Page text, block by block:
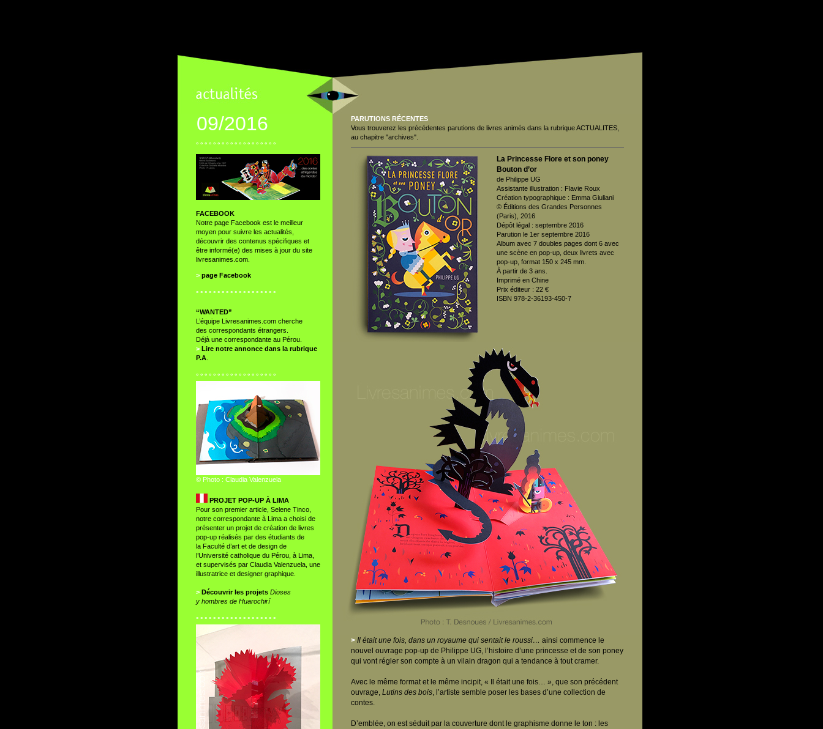
09/2016
° ° ° ° ° ° ° ° ° ° ° ° ° ° ° ° ° ° °
FACEBOOK
Notre page Facebook est le meilleur
moyen pour suivre les actualités,
découvrir des contenus spécifiques et
être informé(e) des mises à jour du site
livresanimes.com.
> page Facebook
° ° ° ° ° ° ° ° ° ° ° ° ° ° ° ° ° ° °
“WANTED”
L’équipe Livresanimes.com cherche
des correspondants étrangers.
Déjà une correspondante au Pérou.
> Lire notre annonce dans la rubrique
P.A
° ° ° ° ° ° ° ° ° ° ° ° ° ° ° ° ° ° °
© Photo : Claudia Valenzuela
PROJET POP-UP À LIMA
Pour son premier article, Selene Tinco,
notre correspondante à Lima a choisi de
présenter un projet de création de livres
pop-up réalisés par des étudiants de
la Faculté d’art et de design de
l’Université catholique du Pérou, à Lima,
et supervisés par Claudia Valenzuela, une
illustratrice et designer graphique.
> Découvrir les projets Dioses
y hombres de Huarochirí
° ° ° ° ° ° ° ° ° ° ° ° ° ° ° ° ° ° °
PARUTIONS RÉCENTES
Vous trouverez les précédentes parutions de livres animés dans la rubrique ACTUALITES,
au chapitre "archives".
La Princesse Flore et son poney
Bouton d’or
de Philippe UG
Assistante illustration : Flavie Roux
Création typographique : Emma Giuliani
© Éditions des Grandes Personnes
(Paris), 2016
Dépôt légal : septembre 2016
Parution le 1er septembre 2016
Album avec 7 doubles pages dont 6 avec
une scène en pop-up, deux livrets avec
pop-up, format 150 x 245 mm.
À partir de 3 ans.
Imprimé en Chine
Prix éditeur : 22 €
ISBN 978-2-36193-450-7
> Il était une fois, dans un royaume qui sentait le roussi… ainsi commence le
nouvel ouvrage pop-up de Philippe UG, l’histoire d’une princesse et de son poney
qui vont régler son compte à un vilain dragon qui a tendance à tout cramer.
Avec le même format et le même incipit, « Il était une fois… », que son précédent
ouvrage, Lutins des bois, l’artiste semble poser les bases d’une collection de
contes.
D’emblée, on est séduit par la couverture dont le graphisme donne le ton : les